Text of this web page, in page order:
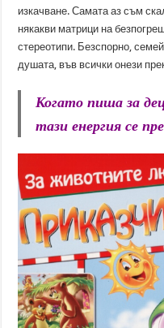
изкачване. Самата аз съм
някакви матрици на
стереотипи. Безспорно,
душата, във всички онези
Когато пиша за
тази енергия се